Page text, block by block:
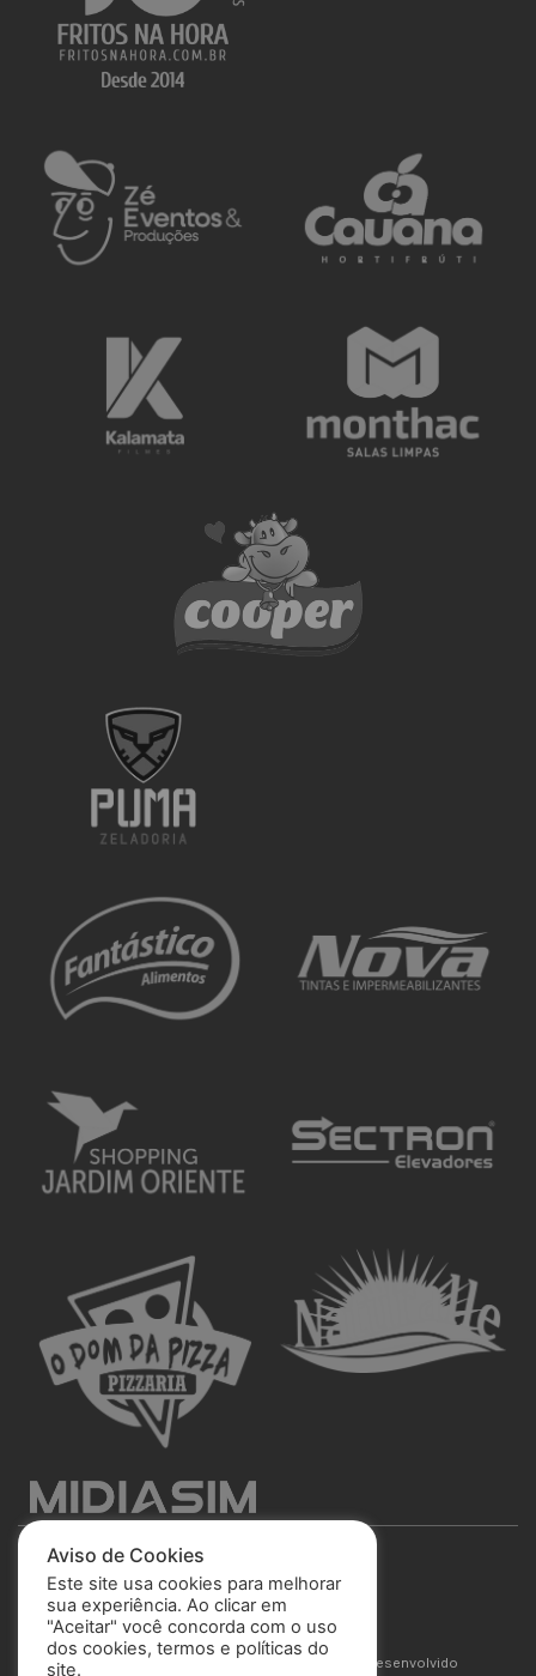
São José Esporte Clube
© 2025 Todos os direitos reservados. Site desenvolvido
Aviso de Cookies
Este site usa cookies para melhorar
sua experiência. Ao clicar em
"Aceitar" você concorda com o uso
dos cookies, termos e políticas do
site.